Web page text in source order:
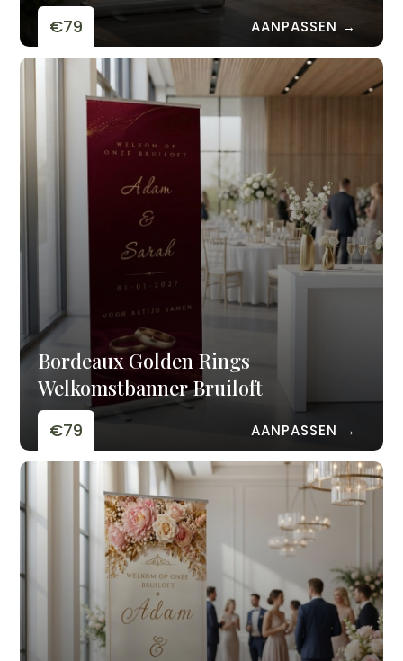
€79 AANPASSEN →
Bordeaux Golden Rings
Welkomstbanner Bruiloft
€79 AANPASSEN →